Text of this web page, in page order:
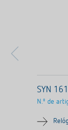
SYN
N.º de